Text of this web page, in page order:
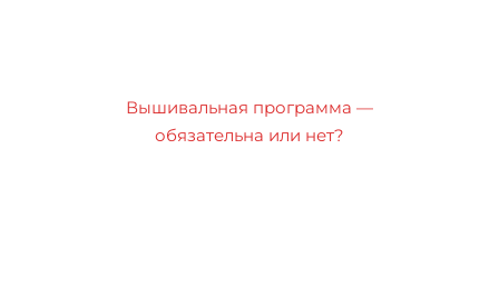
Вышивальная программа —
обязательна или нет?